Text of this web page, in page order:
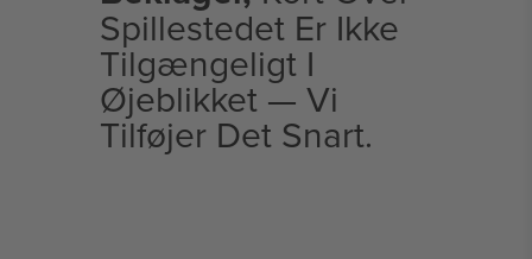
Spillestedet Er Ikke
Tilgængeligt I
Øjeblikket — Vi
Tilføjer Det Snart.